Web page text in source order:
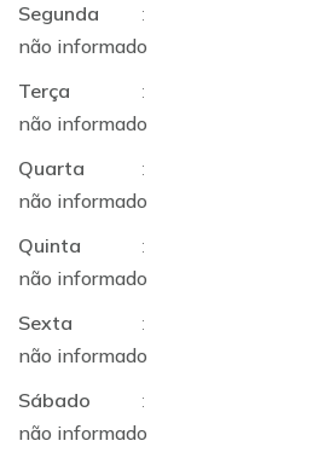
Segunda
:
não informado
Terça
:
não informado
Quarta
:
não informado
Quinta
:
não informado
Sexta
:
não informado
Sábado
:
não informado